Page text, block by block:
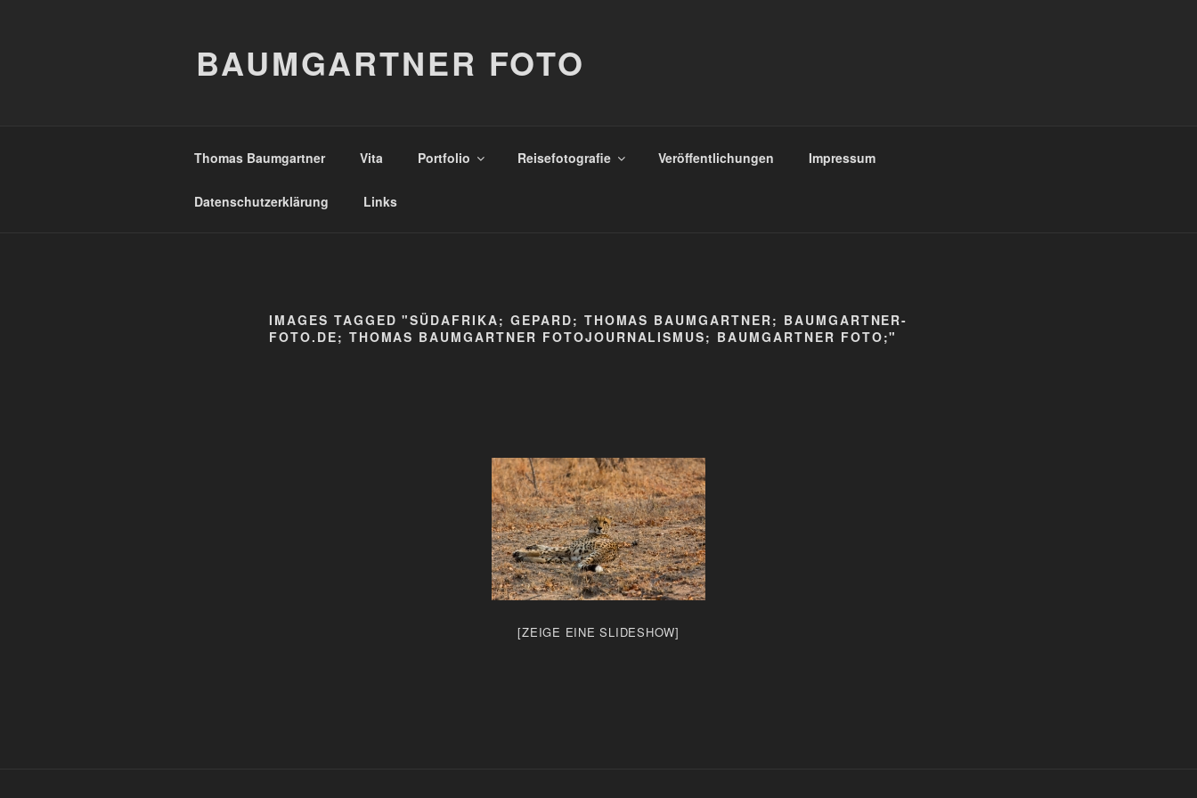
BAUMGARTNER FOTO
Thomas Baumgartner Vita Portfolio Reisefotografie Veröffentlichungen Impressum
Datenschutzerklärung Links
IMAGES TAGGED "SÜDAFRIKA; GEPARD; THOMAS BAUMGARTNER; BAUMGARTNER-
FOTO.DE; THOMAS BAUMGARTNER FOTOJOURNALISMUS; BAUMGARTNER FOTO;"
[ZEIGE EINE SLIDESHOW]